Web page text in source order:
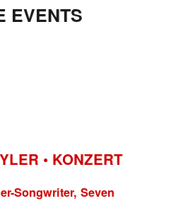
EVENTS
• KONZERT
Songwriter, Seven